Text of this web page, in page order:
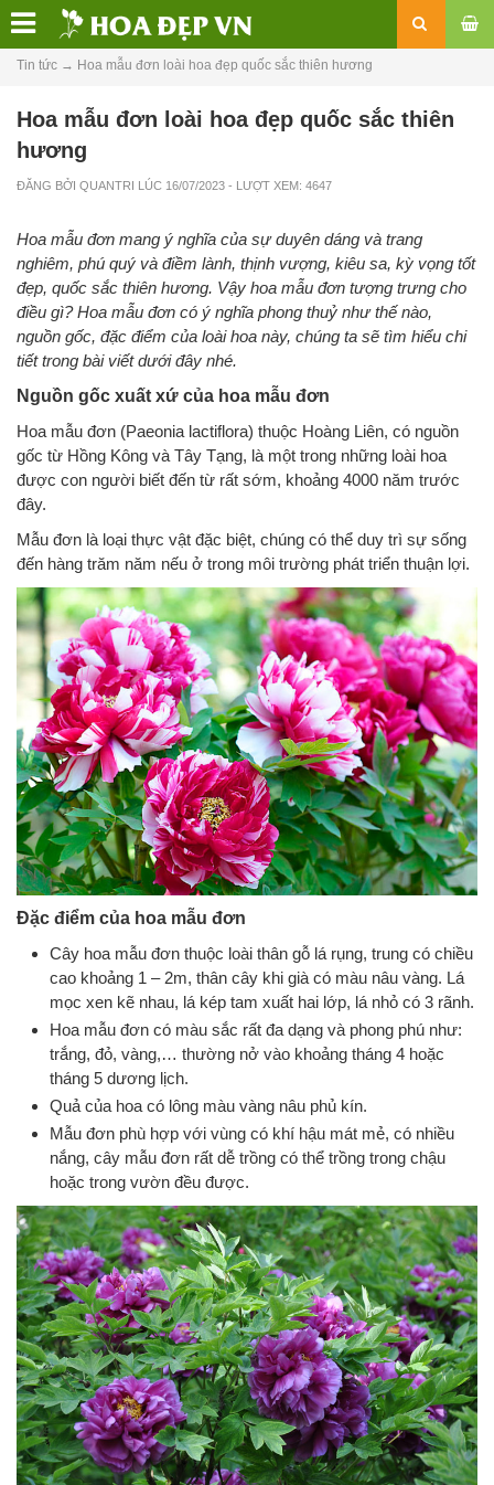
Tin tức → Hoa mẫu đơn loài hoa đẹp quốc sắc thiên hương
Hoa mẫu đơn loài hoa đẹp quốc sắc thiên
hương
ĐĂNG BỞI QUANTRI LÚC 16/07/2023 - LƯỢT XEM: 4647
Hoa mẫu đơn mang ý nghĩa của sự duyên dáng và trang
nghiêm, phú quý và điềm lành, thịnh vượng, kiêu sa, kỳ vọng tốt
đẹp, quốc sắc thiên hương. Vậy hoa mẫu đơn tượng trưng cho
điều gì? Hoa mẫu đơn có ý nghĩa phong thuỷ như thế nào,
nguồn gốc, đặc điểm của loài hoa này, chúng ta sẽ tìm hiểu chi
tiết trong bài viết dưới đây nhé.
Nguồn gốc xuất xứ của hoa mẫu đơn
Hoa mẫu đơn (Paeonia lactiflora) thuộc Hoàng Liên, có nguồn
gốc từ Hồng Kông và Tây Tạng, là một trong những loài hoa
được con người biết đến từ rất sớm, khoảng 4000 năm trước
đây.
Mẫu đơn là loại thực vật đặc biệt, chúng có thể duy trì sự sống
đến hàng trăm năm nếu ở trong môi trường phát triển thuận lợi.
Đặc điểm của hoa mẫu đơn
Cây hoa mẫu đơn thuộc loài thân gỗ lá rụng, trung có chiều
cao khoảng 1 – 2m, thân cây khi già có màu nâu vàng. Lá
mọc xen kẽ nhau, lá kép tam xuất hai lớp, lá nhỏ có 3 rãnh.
Hoa mẫu đơn có màu sắc rất đa dạng và phong phú như:
trắng, đỏ, vàng,… thường nở vào khoảng tháng 4 hoặc
tháng 5 dương lịch.
Quả của hoa có lông màu vàng nâu phủ kín.
Mẫu đơn phù hợp với vùng có khí hậu mát mẻ, có nhiều
nắng, cây mẫu đơn rất dễ trồng có thể trồng trong chậu
hoặc trong vườn đều được.